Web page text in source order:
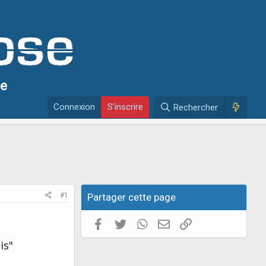
Connexion S'inscrire Rechercher
#1 Partager cette page
Facebook
Twitter WhatsAppE-mail valide